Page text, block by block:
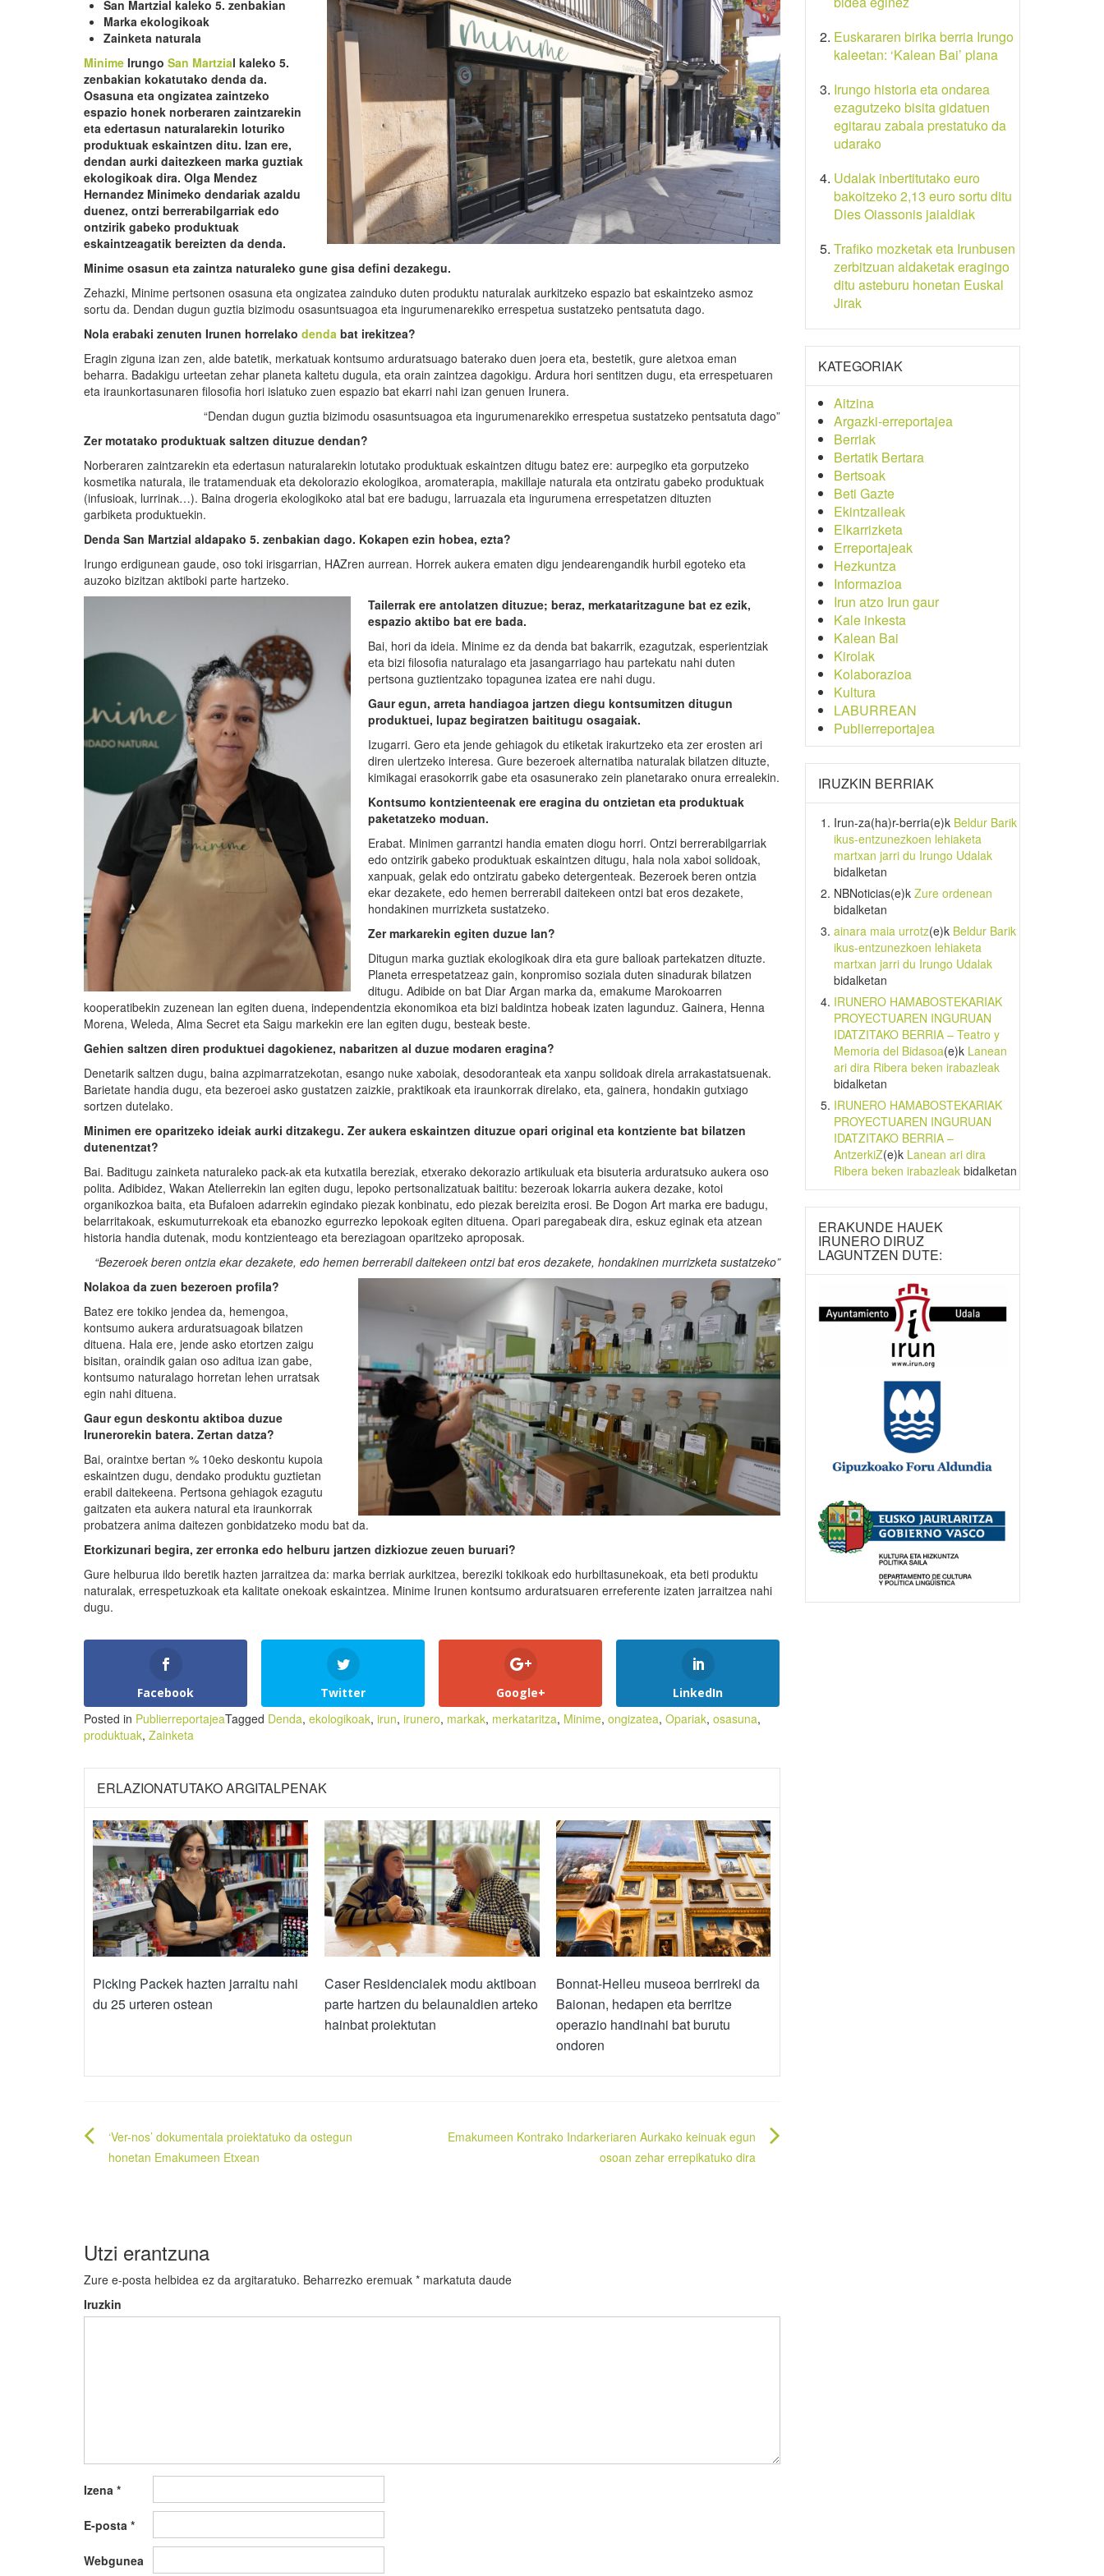
San Martzial kaleko 5. zenbakian
Marka ekologikoak
Zainketa naturala
Minime Irungo San Martzial kaleko 5.
zenbakian kokatutako denda da.
Osasuna eta ongizatea zaintzeko
espazio honek norberaren zaintzarekin
eta edertasun naturalarekin loturiko
produktuak eskaintzen ditu. Izan ere,
dendan aurki daitezkeen marka guztiak
ekologikoak dira. Olga Mendez
Hernandez Minimeko dendariak azaldu
duenez, ontzi berrerabilgarriak edo
ontzirik gabeko produktuak
eskaintzeagatik bereizten da denda.
Minime osasun eta zaintza naturaleko gune gisa defini dezakegu.
Zehazki, Minime pertsonen osasuna eta ongizatea zainduko duten produktu naturalak aurkitzeko espazio bat eskaintzeko asmoz
sortu da. Dendan dugun guztia bizimodu osasuntsuagoa eta ingurumenarekiko errespetua sustatzeko pentsatuta dago.
Nola erabaki zenuten Irunen horrelako denda bat irekitzea?
Eragin ziguna izan zen, alde batetik, merkatuak kontsumo arduratsuago baterako duen joera eta, bestetik, gure aletxoa eman
beharra. Badakigu urteetan zehar planeta kaltetu dugula, eta orain zaintzea dagokigu. Ardura hori sentitzen dugu, eta errespetuaren
eta iraunkortasunaren filosofia hori islatuko zuen espazio bat ekarri nahi izan genuen Irunera.
“Dendan dugun guztia bizimodu osasuntsuagoa eta ingurumenarekiko errespetua sustatzeko pentsatuta dago”
Zer motatako produktuak saltzen dituzue dendan?
Norberaren zaintzarekin eta edertasun naturalarekin lotutako produktuak eskaintzen ditugu batez ere: aurpegiko eta gorputzeko
kosmetika naturala, ile tratamenduak eta dekolorazio ekologikoa, aromaterapia, makillaje naturala eta ontziratu gabeko produktuak
(infusioak, lurrinak…). Baina drogeria ekologikoko atal bat ere badugu, larruazala eta ingurumena errespetatzen dituzten
garbiketa produktuekin.
Denda San Martzial aldapako 5. zenbakian dago. Kokapen ezin hobea, ezta?
Irungo erdigunean gaude, oso toki irisgarrian, HAZren aurrean. Horrek aukera ematen digu jendearengandik hurbil egoteko eta
auzoko bizitzan aktiboki parte hartzeko.
Tailerrak ere antolatzen dituzue; beraz, merkataritzagune bat ez ezik,
espazio aktibo bat ere bada.
Bai, hori da ideia. Minime ez da denda bat bakarrik, ezagutzak, esperientziak
eta bizi filosofia naturalago eta jasangarriago hau partekatu nahi duten
pertsona guztientzako topagunea izatea ere nahi dugu.
Gaur egun, arreta handiagoa jartzen diegu kontsumitzen ditugun
produktuei, lupaz begiratzen baititugu osagaiak.
Izugarri. Gero eta jende gehiagok du etiketak irakurtzeko eta zer erosten ari
diren ulertzeko interesa. Gure bezeroek alternatiba naturalak bilatzen dituzte,
kimikagai erasokorrik gabe eta osasunerako zein planetarako onura errealekin.
Kontsumo kontzienteenak ere eragina du ontzietan eta produktuak
paketatzeko moduan.
Erabat. Minimen garrantzi handia ematen diogu horri. Ontzi berrerabilgarriak
edo ontzirik gabeko produktuak eskaintzen ditugu, hala nola xaboi solidoak,
xanpuak, gelak edo ontziratu gabeko detergenteak. Bezeroek beren ontzia
ekar dezakete, edo hemen berrerabil daitekeen ontzi bat eros dezakete,
hondakinen murrizketa sustatzeko.
Zermarkarekin egiten duzue lan?
Ditugun marka guztiak ekologikoak dira eta gure balioak partekatzen dituzte.
Planeta errespetatzeaz gain, konpromiso soziala duten sinadurak bilatzen
ditugu. Adibide on bat Diar Argan marka da, emakume Marokoarren
kooperatibekin zuzenean lan egiten duena, independentzia ekonomikoa eta bizi baldintza hobeak izaten lagunduz. Gainera, Henna
Morena, Weleda, Alma Secret eta Saigu markekin ere lan egiten dugu, besteak beste.
Gehien saltzen diren produktuei dagokienez, nabaritzen al duzue modaren eragina?
Denetarik saltzen dugu, baina azpimarratzekotan, esango nuke xaboiak, desodoranteak eta xanpu solidoak direla arrakastatsuenak.
Barietate handia dugu, eta bezeroei asko gustatzen zaizkie, praktikoak eta iraunkorrak direlako, eta, gainera, hondakin gutxiago
sortzen dutelako.
Minimen ere oparitzeko ideiak aurki ditzakegu. Zer aukera eskaintzen dituzue opari original eta kontziente bat bilatzen
dutenentzat?
Bai. Baditugu zainketa naturaleko pack-ak eta kutxatila bereziak, etxerako dekorazio artikuluak eta bisuteria arduratsuko aukera oso
polita. Adibidez, Wakan Atelierrekin lan egiten dugu, lepoko pertsonalizatuak baititu: bezeroak lokarria aukera dezake, kotoi
organikozkoa baita, eta Bufaloen adarrekin egindako piezak konbinatu, edo piezak bereizita erosi. Be Dogon Art marka ere badugu,
belarritakoak, eskumuturrekoak eta ebanozko egurrezko lepokoak egiten dituena. Opari paregabeak dira, eskuz eginak eta atzean
historia handia dutenak, modu kontzienteago eta bereziagoan oparitzeko aproposak.
“Bezeroek beren ontzia ekar dezakete, edo hemen berrerabil daitekeen ontzi bat eros dezakete, hondakinen murrizketa sustatzeko”
Nolakoa da zuen bezeroen profila?
Batez ere tokiko jendea da, hemengoa,
kontsumo aukera arduratsuagoak bilatzen
dituena. Hala ere, jende asko etortzen zaigu
bisitan, oraindik gaian oso aditua izan gabe,
kontsumo naturalago horretan lehen urratsak
egin nahi dituena.
Gaur egun deskontu aktiboa duzue
Irunerorekin batera. Zertan datza?
Bai, oraintxe bertan % 10eko deskontu kupoia
eskaintzen dugu, dendako produktu guztietan
erabil daitekeena. Pertsona gehiagok ezagutu
gaitzaten eta aukera natural eta iraunkorrak
probatzera anima daitezen gonbidatzeko modu bat da.
Etorkizunari begira, zer erronka edo helburu jartzen dizkiozue zeuen buruari?
Gure helburua ildo beretik hazten jarraitzea da: marka berriak aurkitzea, bereziki tokikoak edo hurbiltasunekoak, eta beti produktu
naturalak, errespetuzkoak eta kalitate onekoak eskaintzea. Minime Irunen kontsumo arduratsuaren erreferente izaten jarraitzea nahi
dugu.
Facebook Twitter Google+ LinkedIn
Posted in PublierreportajeaTagged Denda, ekologikoak, irun, irunero, markak, merkataritza, Minime, ongizatea, Opariak, osasuna,
produktuak, Zainketa
ERLAZIONATUTAKO ARGITALPENAK
Picking Packek hazten jarraitu nahi
du 25 urteren ostean
Caser Residencialek modu aktiboan
parte hartzen du belaunaldien arteko
hainbat proiektutan
Bonnat-Helleu museoa berrireki da
Baionan, hedapen eta berritze
operazio handinahi bat burutu
ondoren
Bidalketetan
zehar
‘Ver-nos’ dokumentala proiektatuko da ostegun
honetan Emakumeen Etxean
Emakumeen Kontrako Indarkeriaren Aurkako keinuak egun
osoan zehar errepikatuko dira
Utzi erantzuna
Zure e-posta helbidea ez da argitaratuko. Beharrezko eremuak * markatuta daude
Iruzkin
Izena *
E-posta *
Webgunea
Euskararen birika berria Irungo
kaleetan: ‘Kalean Bai’ plana
Irungo historia eta ondarea
ezagutzeko bisita gidatuen
egitarau zabala prestatuko da
udarako
Udalak inbertitutako euro
bakoitzeko 2,13 euro sortu ditu
Dies Oiassonis jaialdiak
Trafiko mozketak eta Irunbusen
zerbitzuan aldaketak eragingo
ditu asteburu honetan Euskal
Jirak
KATEGORIAK
Aitzina
Argazki-erreportajea
Berriak
Bertatik Bertara
Bertsoak
Beti Gazte
Ekintzaileak
Elkarrizketa
Erreportajeak
Hezkuntza
Informazioa
Irun atzo Irun gaur
Kale inkesta
Kalean Bai
Kirolak
Kolaborazioa
Kultura
LABURREAN
Publierreportajea
IRUZKIN BERRIAK
Irun-za(ha)r-berria(e)k Beldur Barik
ikus-entzunezkoen lehiaketa
martxan jarri du Irungo Udalak
bidalketan
NBNoticias(e)k Zure ordenean
bidalketan
ainara maia urrotz(e)k Beldur Barik
ikus-entzunezkoen lehiaketa
martxan jarri du Irungo Udalak
bidalketan
IRUNERO HAMABOSTEKARIAK
PROYECTUAREN INGURUAN
IDATZITAKO BERRIA – Teatro y
Memoria del Bidasoa(e)k Lanean
ari dira Ribera beken irabazleak
bidalketan
IRUNERO HAMABOSTEKARIAK
PROYECTUAREN INGURUAN
IDATZITAKO BERRIA –
AntzerkiZ(e)k Lanean ari dira
Ribera beken irabazleakbidalketan
ERAKUNDE HAUEK
IRUNERO DIRUZ
LAGUNTZEN DUTE: